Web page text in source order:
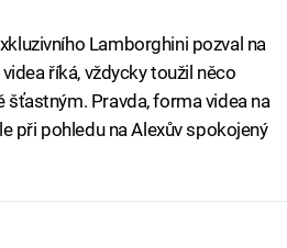
Lamborghini pozval na
říká, vždycky toužil něco
Pravda, forma videa na
při pohledu na Alexův spokojený